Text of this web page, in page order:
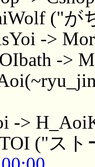
("が
->
->
->
("ス